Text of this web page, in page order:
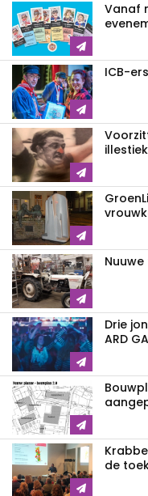
Vanaf
ICB-
illestiek
Drie
ARD
de